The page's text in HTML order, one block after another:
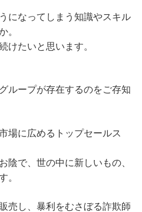
になってしまう知識やスキル
。
けたいと思います。
ループが存在するのをご存知
場に広めるトップセールス
陰で、世の中に新しいもの、
。
売し、暴利をむさぼる詐欺師